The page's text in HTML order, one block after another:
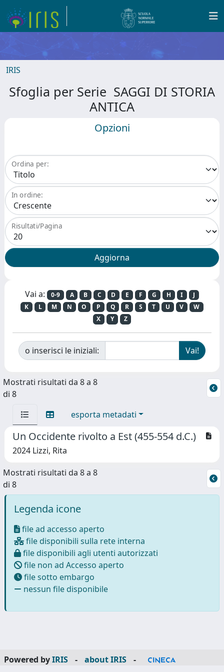
IRIS
Sfoglia per Serie SAGGI DI STORIA
ANTICA
Opzioni
Ordina per:
In ordine:
Risultati/Pagina
Vai a: 0-9 A B C D E F G H I
J
K
L M N O P Q R S T U V
W
X
Y Z
o inserisci le iniziali:
Mostrati risultati da 8 a 8
di 8
esporta metadati
Un Occidente rivolto a Est (455-554 d.C.)
2024 Lizzi, Rita
Mostrati risultati da 8 a 8
di 8
Legenda icone
file ad accesso aperto
file disponibili sulla rete interna
file disponibili agli utenti autorizzati
file non ad Accesso aperto
file sotto embargo
nessun file disponibile
Powered byIRIS - about IRIS
-